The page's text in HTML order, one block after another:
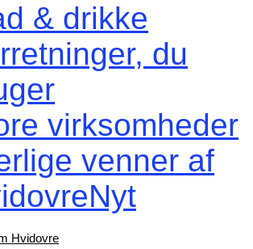
& drikke
du
virksomheder
venner af
Hvidovre